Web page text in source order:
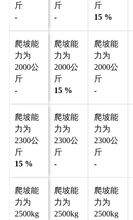
斤
-
斤
-
斤
15 %
爬坡能
力为
2000公
斤
-
爬坡能
力为
2000公
斤
15 %
爬坡能
力为
2000公
斤
-
爬坡能
力为
2300公
斤
15 %
爬坡能
力为
2300公
斤
-
爬坡能
力为
2300公
斤
-
爬坡能
力为
2500kg
爬坡能
力为
2500kg
爬坡能
力为
2500kg